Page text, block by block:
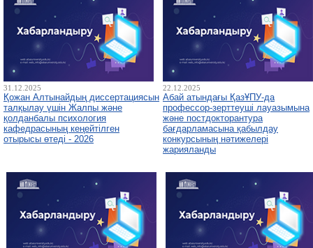
31.12.2025
Қожан Алтынайдың диссертациясын
талқылау үшін Жалпы және
қолданбалы психология
кафедрасының кеңейтілген
отырысы өтеді - 2026
22.12.2025
Абай атындағы ҚазҰПУ-да
профессор-зерттеуші лауазымына
және постдокторантура
бағдарламасына қабылдау
конкурсының нәтижелері
жарияланды